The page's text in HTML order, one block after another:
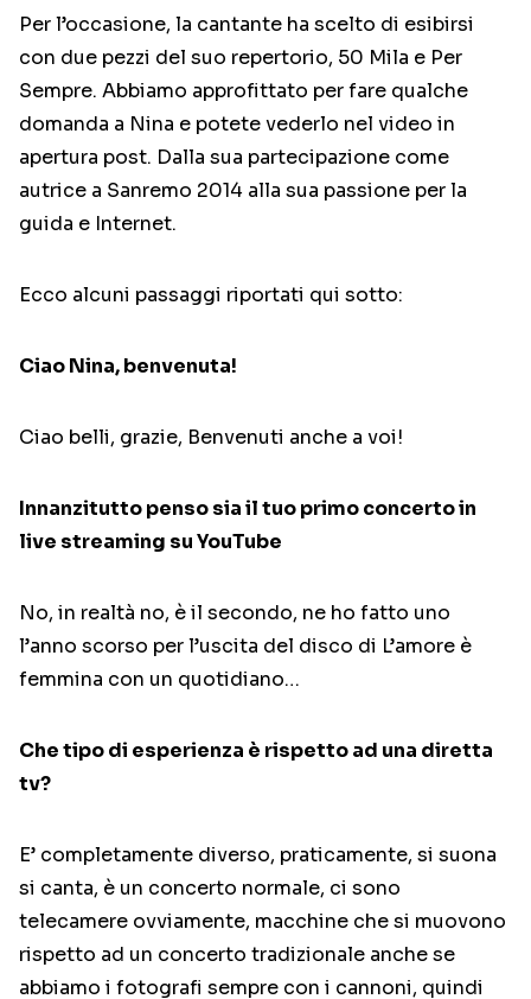
Per l’occasione, la cantante ha scelto di esibirsi
con due pezzi del suo repertorio, 50 Mila e Per
Sempre. Abbiamo approfittato per fare qualche
domanda a Nina e potete vederlo nel video in
apertura post. Dalla sua partecipazione come
autrice a Sanremo 2014 alla sua passione per la
guida e Internet.
Ecco alcuni passaggi riportati qui sotto:
Ciao Nina, benvenuta!
Ciao belli, grazie, Benvenuti anche a voi!
Innanzitutto penso sia il tuo primo concerto in
live streaming su YouTube
No, in realtà no, è il secondo, ne ho fatto uno
l’anno scorso per l’uscita del disco di L’amore è
femmina con un quotidiano…
Che tipo di esperienza è rispetto ad una diretta
tv?
E’ completamente diverso, praticamente, si suona
si canta, è un concerto normale, ci sono
telecamere ovviamente, macchine che si muovono
rispetto ad un concerto tradizionale anche se
abbiamo i fotografi sempre con i cannoni, quindi